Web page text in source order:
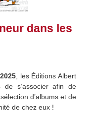
dans les
, les Éditions Albert
s’associer afin de
d’albums et de
de chez eux !